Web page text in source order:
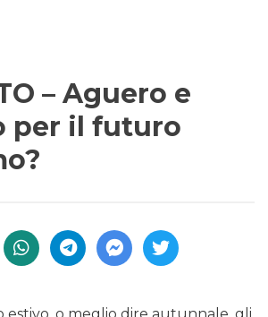
– Aguero e
per il futuro